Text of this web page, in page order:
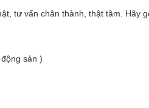
tư vấn chân thành, thật tâm. Hãy
sản )